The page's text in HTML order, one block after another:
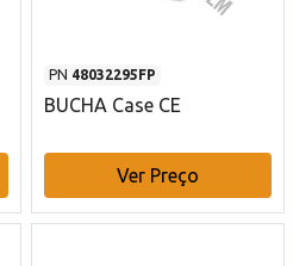
PN 48032295FP
BUCHA Case CE
Ver Preço